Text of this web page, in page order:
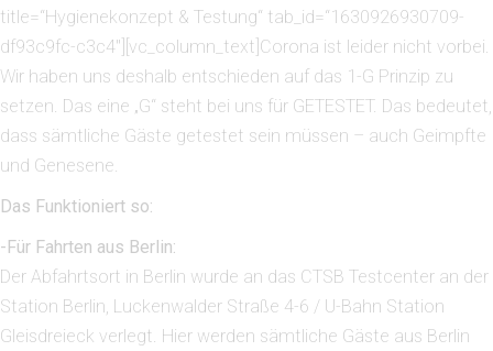
title=“Hygienekonzept & Testung“ tab_id=“1630926930709-
df93c9fc-c3c4″][vc_column_text]Corona ist leider nicht vorbei.
Wir haben uns deshalb entschieden auf das 1-G Prinzip zu
setzen. Das eine „G“ steht bei uns für GETESTET. Das bedeutet,
dass sämtliche Gäste getestet sein müssen – auch Geimpfte
und Genesene.
Das Funktioniert so:
-Für Fahrten aus Berlin:
Der Abfahrtsort in Berlin wurde an das CTSB Testcenter an der
Station Berlin, Luckenwalder Straße 4-6 / U-Bahn Station
Gleisdreieck verlegt. Hier werden sämtliche Gäste aus Berlin